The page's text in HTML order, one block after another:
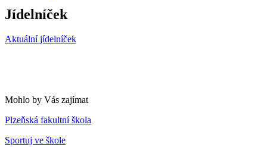
Jídelníček
Aktuální jídelníček
Mohlo by Vás zajímat
Plzeňská fakultní škola
Sportuj ve škole